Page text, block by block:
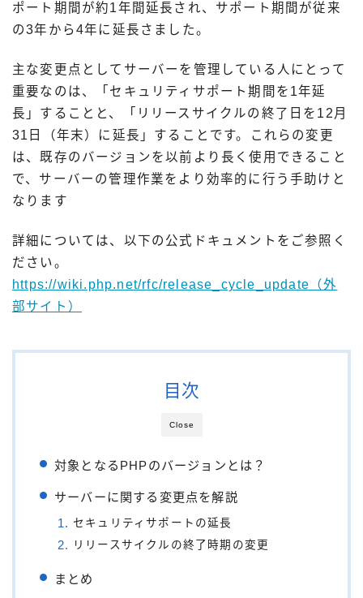
ポート期間が約1年間延長され、サポート期間が従来
の3年から4年に延長さました。
主な変更点としてサーバーを管理している人にとって
重要なのは、「セキュリティサポート期間を1年延
長」することと、「リリースサイクルの終了日を12月
31日（年末）に延長」することです。これらの変更
は、既存のバージョンを以前より長く使用できること
で、サーバーの管理作業をより効率的に行う手助けと
なります
詳細については、以下の公式ドキュメントをご参照く
ださい。
https://wiki.php.net/rfc/release_cycle_update（外
部サイト）
Close
目次
対象となるPHPのバージョンとは？
サーバーに関する変更点を解説
セキュリティサポートの延長
リリースサイクルの終了時期の変更
まとめ